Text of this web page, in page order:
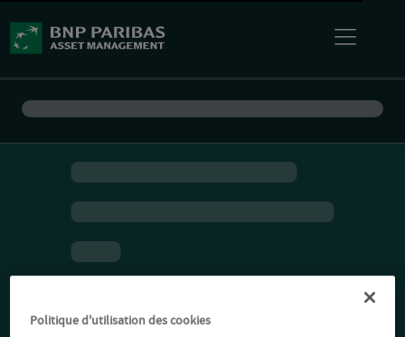
Politique d'utilisation des cookies